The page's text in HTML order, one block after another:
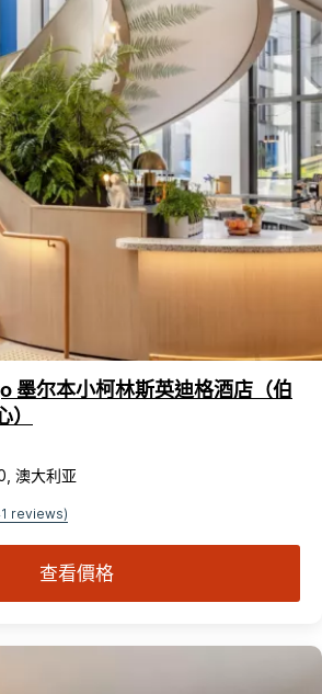
墨尔本小柯林斯英迪格酒店（伯
）
澳大利亚
reviews)
查看價格